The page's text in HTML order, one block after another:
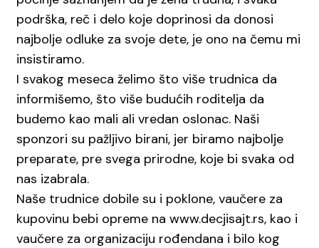
podrška, reč i delo koje doprinosi da donosi
najbolje odluke za svoje dete, je ono na čemu mi
insistiramo.
I svakog meseca želimo što više trudnica da
informišemo, što više budućih roditelja da
budemo kao mali ali vredan oslonac. Naši
sponzori su pažljivo birani, jer biramo najbolje
preparate, pre svega prirodne, koje bi svaka od
nas izabrala.
Naše trudnice dobile su i poklone, vaučere za
kupovinu bebi opreme na www.decjisajt.rs, kao i
vaučere za organizaciju rođendana i bilo kog